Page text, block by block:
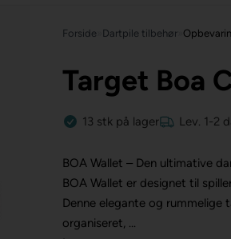
Forside Dartpile tilbehør
Target Boa
13 stk på lager Lev. 1-2
BOA Wallet – Den ultimative
BOA Wallet er designet til
Denne elegante og rummelige
organiseret, ...